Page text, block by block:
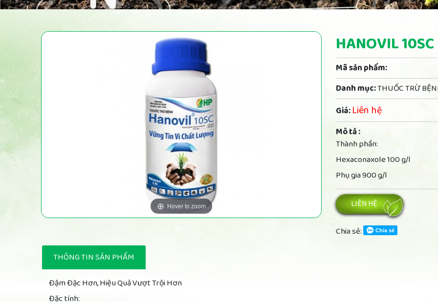
Hover to zoom
HANOVIL 10SC
Mã sản phẩm:
Danh mục:THUỐC TRỪ
Giá:Liên hệ
Mô tả :
Thành phần:
Hexaconaxole 100 g/l
Phụ gia 900 g/l
LIÊN HỆ
Chia sẻ: Chia sẻ
THÔNG TIN SẢN PHẨM
Đậm Đặc Hơn, Hiệu Quả Vượt Trội Hơn
Đặc tính: